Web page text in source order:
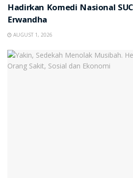
Hadirkan Komedi Nasional
Erwandha
AUGUST 1, 2026